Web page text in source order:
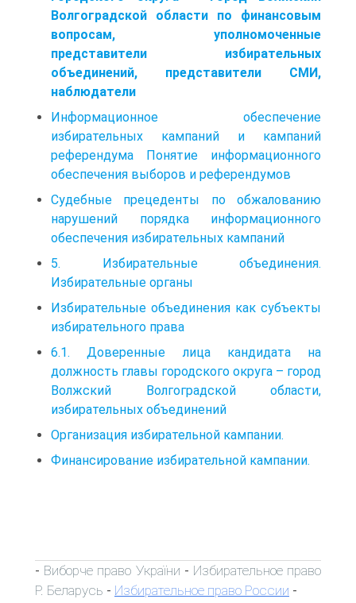
Волгоградской области по финансовым
вопросам, уполномоченные
представители избирательных
объединений, представители СМИ,
наблюдатели
Информационное обеспечение
избирательных кампаний и кампаний
референдума Понятие информационного
обеспечения выборов и референдумов
Судебные прецеденты по обжалованию
нарушений порядка информационного
обеспечения избирательных кампаний
5. Избирательные объединения.
Избирательные органы
Избирательные объединения как субъекты
избирательного права
6.1. Доверенные лица кандидата на
должность главы городского округа – город
Волжский Волгоградской области,
избирательных объединений
Организация избирательной кампании.
Финансирование избирательной кампании.
- Виборче право України - Избирательное право
Р. Беларусь - Избирательное право России -